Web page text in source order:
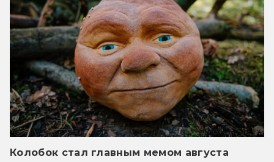
Колобок стал главным мемом августа